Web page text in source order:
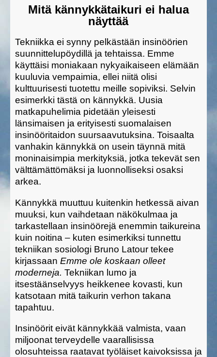
Mitä kännykkätaikuri ei halua
näyttää
Tekniikka ei synny pelkästään insinöörien
suunnittelupöydillä ja tehtaissa. Emme
käyttäisi moniakaan nykyaikaiseen elämään
kuuluvia vempaimia, ellei niitä olisi
kulttuurisesti tuotettu meille sopiviksi. Selvin
esimerkki tästä on kännykkä. Uusia
matkapuhelimia pidetään yleisesti
länsimaisen ja erityisesti suomalaisen
insinööritaidon suursaavutuksina. Toisaalta
vanhakin kännykkä on usein täynnä mitä
moninaisimpia merkityksiä, jotka tekevät sen
välttämättömäksi ja luonnolliseksi osaksi
arkea.
Kännykkä muuttuu kuitenkin hetkessä aivan
muuksi, kun vaihdetaan näkökulmaa ja
tarkastellaan insinöörejä enemmin taikureina
kuin noitina – kuten esimerkiksi tunnettu
tekniikan sosiologi Bruno Latour tekee
kirjassaan Emme ole koskaan olleet
moderneja. Tekniikan lumo ja
itsestäänselvyys heikkenee kovasti, kun
katsotaan mitä taikurin verhon takana
tapahtuu.
Insinöörit eivät kännykkää valmista, vaan
miljoonat terveydelle vaarallisissa
olosuhteissa raatavat työläiset kaivoksissa ja